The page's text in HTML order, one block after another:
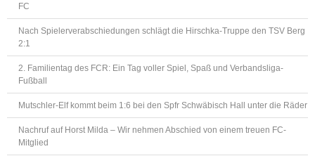
FC
Nach Spielerverabschiedungen schlägt die Hirschka-Truppe den TSV Berg
2:1
2. Familientag des FCR: Ein Tag voller Spiel, Spaß und Verbandsliga-
Fußball
Mutschler-Elf kommt beim 1:6 bei den Spfr Schwäbisch Hall unter die Räder
Nachruf auf Horst Milda – Wir nehmen Abschied von einem treuen FC-
Mitglied